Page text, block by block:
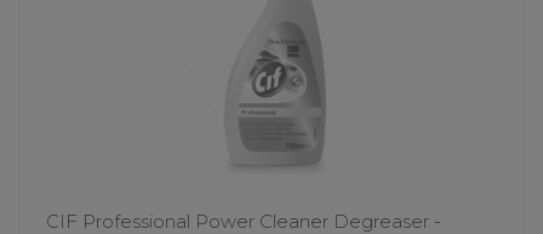
CIF Professional Power Cleaner Degreaser -